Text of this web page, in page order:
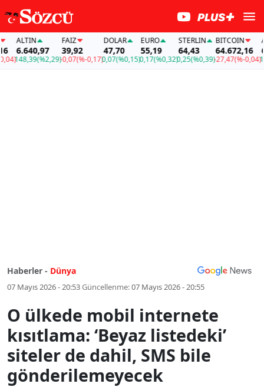
ALTIN
6.640,97
148,39(%2,29)
FAİZ
39,92
-0,07(%-0,17)
DOLAR
47,70
0,07(%0,15)
EURO
55,19
0,17(%0,32)
STERLIN
64,43
0,25(%0,39)
BITCOIN
64.672,16
-27,47(%-0,04)
Haberler - Dünya
07 Mayıs 2026 - 20:53Güncellenme:07 Mayıs 2026 - 20:55
O ülkede mobil internete
kısıtlama: ‘Beyaz listedeki’
siteler de dahil, SMS bile
gönderilemeyecek